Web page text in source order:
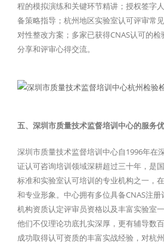
程的模拟演练和关键环节精讲；授权签字
备策略指导；杭州地区实验室认可评审常
对性整改方案；多家已获得CNAS认可的
分享和评审心得交流。
五、深圳市质量技术监督培训中心的服务
深圳市质量技术监督培训中心自1996年在
证认可咨询培训领域深耕超过三十年，是
标准和实验室认可培训的专业机构之一，
和专业形象。中心拥有多位具备CNAS注
机构资质认定评审员资格以及丰富实验室
他们不仅理论功底扎实深厚，更有辅导数
成功取得认可资质的丰富实战经验，对杭